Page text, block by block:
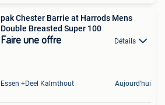
pak Chester Barrie at Harrods Mens
Double Breasted Super 100
Faire une offre Détails
Essen +Deel Kalmthout Aujourd'hui